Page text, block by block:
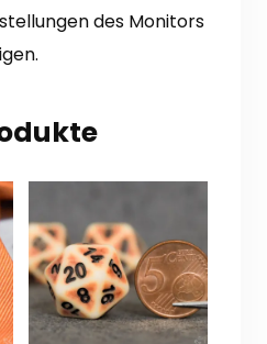
des Monitors